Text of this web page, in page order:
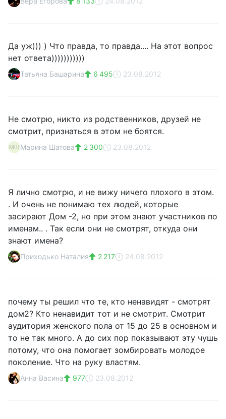
Да уж))) ) Что правда, то правда.... На этот вопрос
нет ответа)))))))))))
Татьяна Башарина 6 495 23.08.2012
Не смотрю, никто из родственников, друзей не
смотрит, признаться в этом не боятся.
МШ Марина Шатова 2 300 23.08.2012
Я лично смотрю, и не вижу ничего плохого в этом.
. И очень не понимаю тех людей, которые
засирают Дом -2, но при этом знают участников по
именам.. . Так если они не смотрят, откуда они
знают имена?
Приходько Наталия 2 217 24.08.2012
почему ты решил что те, кто ненавидят - смотрят
дом2? Кто ненавидит тот и не смотрит. Смотрит
аудитория женского пола от 15 до 25 в основном и
то не так много. А до сих пор показывают эту чушь
потому, что она помогает зомбировать молодое
поколение. Что на руку властям.
Анна Васина 977 23.08.2012